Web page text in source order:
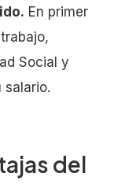
En primer
Social y
salario.
del